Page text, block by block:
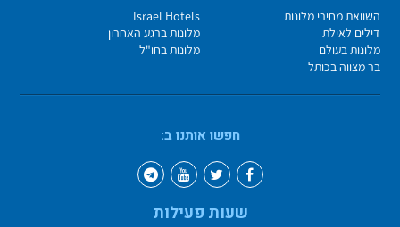
השוואת מחירי מלונות
Israel Hotels
דילים לאילת
מלונות ברגע האחרון
מלונות בעולם
מלונות בחו"ל
בר מצווה בכותל
חפשו אותנו ב:
שעות פעילות